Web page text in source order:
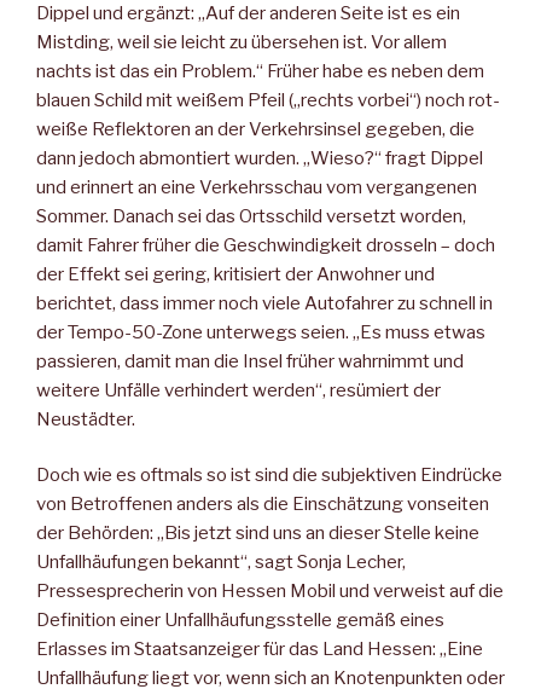
Dippel und ergänzt: „Auf der anderen Seite ist es ein
Mistding, weil sie leicht zu übersehen ist. Vor allem
nachts ist das ein Problem.“ Früher habe es neben dem
blauen Schild mit weißem Pfeil („rechts vorbei“) noch rot-
weiße Reflektoren an der Verkehrsinsel gegeben, die
dann jedoch abmontiert wurden. „Wieso?“ fragt Dippel
und erinnert an eine Verkehrsschau vom vergangenen
Sommer. Danach sei das Ortsschild versetzt worden,
damit Fahrer früher die Geschwindigkeit drosseln – doch
der Effekt sei gering, kritisiert der Anwohner und
berichtet, dass immer noch viele Autofahrer zu schnell in
der Tempo-50-Zone unterwegs seien. „Es muss etwas
passieren, damit man die Insel früher wahrnimmt und
weitere Unfälle verhindert werden“, resümiert der
Neustädter.
Doch wie es oftmals so ist sind die subjektiven Eindrücke
von Betroffenen anders als die Einschätzung vonseiten
der Behörden: „Bis jetzt sind uns an dieser Stelle keine
Unfallhäufungen bekannt“, sagt Sonja Lecher,
Pressesprecherin von Hessen Mobil und verweist auf die
Definition einer Unfallhäufungsstelle gemäß eines
Erlasses im Staatsanzeiger für das Land Hessen: „Eine
Unfallhäufung liegt vor, wenn sich an Knotenpunkten oder